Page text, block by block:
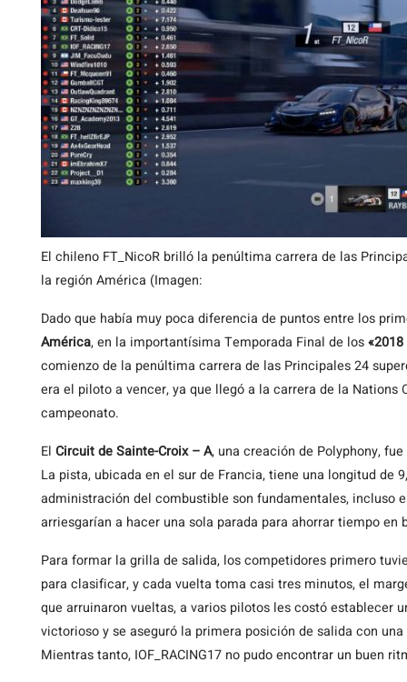
El chileno FT_NicoR brilló la penúltima carrera de las
la región América (Imagen:
Dado que había muy poca diferencia de puntos entre los
América, en la importantísima Temporada Final de los
comienzo de la penúltima carrera de las Principales 24
era el piloto a vencer, ya que llegó a la carrera de la Nations
campeonato.
El Circuit de Sainte-Croix – A, una creación de Polyphony,
La pista, ubicada en el sur de Francia, tiene una longitud de
administración del combustible son fundamentales, incluso
arriesgarían a hacer una sola parada para ahorrar tiempo en
Para formar la grilla de salida, los competidores primero
para clasificar, y cada vuelta toma casi tres minutos, el
que arruinaron vueltas, a varios pilotos les costó establecer
victorioso y se aseguró la primera posición de salida con
Mientras tanto, IOF_RACING17 no pudo encontrar un buen